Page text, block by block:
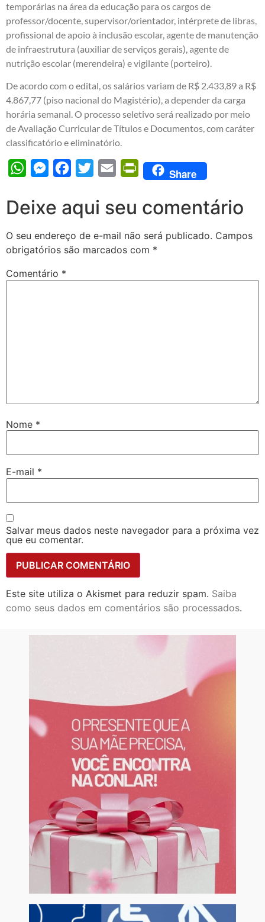
temporárias na área da educação para os cargos de
professor/docente, supervisor/orientador, intérprete de libras,
profissional de apoio à inclusão escolar, agente de manutenção
de infraestrutura (auxiliar de serviços gerais), agente de
nutrição escolar (merendeira) e vigilante (porteiro).
De acordo com o edital, os salários variam de R$ 2.433,89 a R$
4.867,77 (piso nacional do Magistério), a depender da carga
horária semanal. O processo seletivo será realizado por meio
de Avaliação Curricular de Títulos e Documentos, com caráter
classificatório e eliminatório.
WhatsAppMessengerFacebook
Twitter Email PrintFriendly
Share
Deixe aqui seu comentário
O seu endereço de e-mail não será publicado. Campos
obrigatórios são marcados com *
Comentário *
Nome *
E-mail *
Salvar meus dados neste navegador para a próxima vez
que eu comentar.
Este site utiliza o Akismet para reduzir spam. Saiba
como seus dados em comentários são processados.